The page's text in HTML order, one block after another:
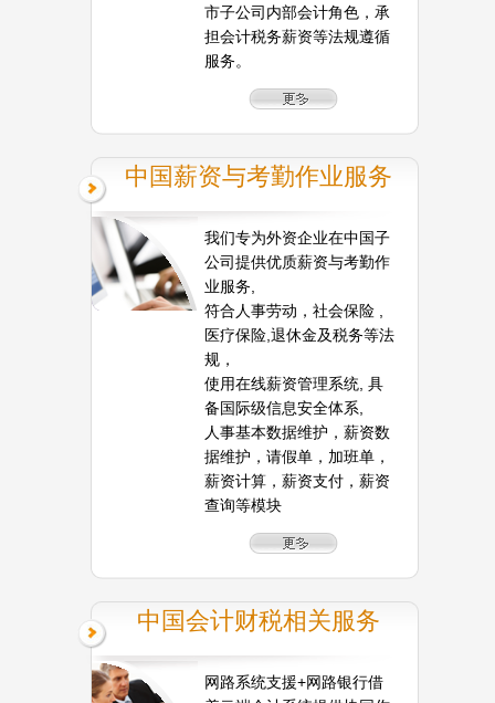
市子公司内部会计角色，承
担会计税务薪资等法规遵循
服务。
中国薪资与考勤作业服务
我们专为外资企业在中国子
公司提供优质薪资与考勤作
业服务,
符合人事劳动，社会保险 ,
医疗保险,退休金及税务等法
规，
使用在线薪资管理系统, 具
备国际级信息安全体系,
人事基本数据维护，薪资数
据维护，请假单，加班单，
薪资计算，薪资支付，薪资
查询等模块
中国会计财税相关服务
网路系统支援+网路银行借